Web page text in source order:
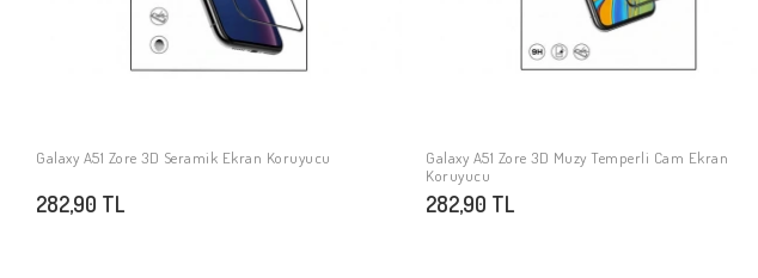
SEPETE EKLE
Galaxy A51 Zore 3D Seramik Ekran Koruyucu
282,90 TL
SEPETE EKLE
Galaxy A51 Zore 3D Muzy Temperli Cam Ekran
Koruyucu
282,90 TL